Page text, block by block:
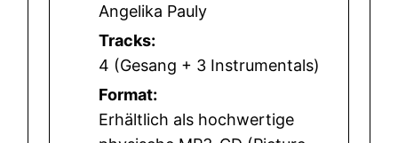
Angelika Pauly
Tracks:
4 (Gesang + 3 Instrumentals)
Format:
Erhältlich als hochwertige